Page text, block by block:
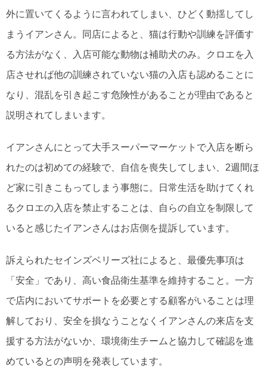
外に置いてくるように言われてしまい、ひどく動揺してし
まうイアンさん。同店によると、猫は行動や訓練を評価す
る方法がなく、入店可能な動物は補助犬のみ。クロエを入
店させれば他の訓練されていない猫の入店も認めることに
なり、混乱を引き起こす危険性があることが理由であると
説明されてしまいます。
イアンさんにとって大手スーパーマーケットで入店を断ら
れたのは初めての経験で、自信を喪失してしまい、2週間ほ
ど家に引きこもってしまう事態に。日常生活を助けてくれ
るクロエの入店を禁止することは、自らの自立を制限して
いると感じたイアンさんはお店側を提訴しています。
訴えられたセインズベリーズ社によると、最優先事項は
「安全」であり、高い食品衛生基準を維持すること。一方
で店内においてサポートを必要とする顧客がいることは理
解しており、安全を損なうことなくイアンさんの来店を支
援する方法がないか、環境衛生チームと協力して確認を進
めているとの声明を発表しています。